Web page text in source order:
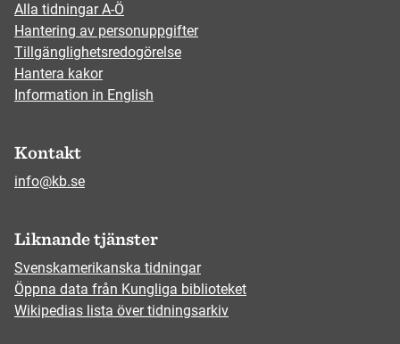
Alla tidningar A-Ö
Hantering av personuppgifter
Tillgänglighetsredogörelse
Hantera kakor
Information in English
Kontakt
info@kb.se
Liknande tjänster
Svenskamerikanska tidningar
Öppna data från Kungliga biblioteket
Wikipedias lista över tidningsarkiv